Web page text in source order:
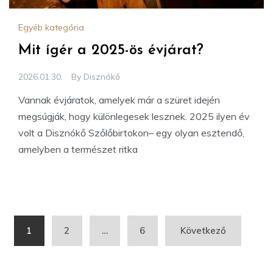
Egyéb kategória
Mit ígér a 2025-ös évjárat?
2026.01.30. By Disznókő
Vannak évjáratok, amelyek már a szüret idején
megsúgják, hogy különlegesek lesznek. 2025 ilyen év
volt a Disznókő Szőlőbirtokon– egy olyan esztendő,
amelyben a természet ritka
Bejegyzések
lapozása
1 2 … 6 Következő